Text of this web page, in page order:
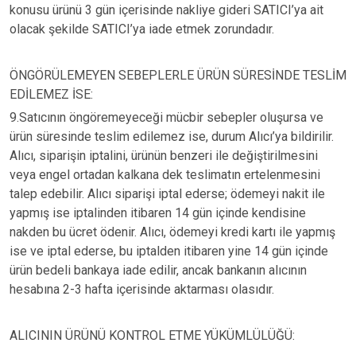
konusu ürünü 3 gün içerisinde nakliye gideri SATICI’ya ait
olacak şekilde SATICI’ya iade etmek zorundadır.
ÖNGÖRÜLEMEYEN SEBEPLERLE ÜRÜN SÜRESİNDE TESLİM
EDİLEMEZ İSE:
9.Satıcının öngöremeyeceği mücbir sebepler oluşursa ve
ürün süresinde teslim edilemez ise, durum Alıcı’ya bildirilir.
Alıcı, siparişin iptalini, ürünün benzeri ile değiştirilmesini
veya engel ortadan kalkana dek teslimatın ertelenmesini
talep edebilir. Alıcı siparişi iptal ederse; ödemeyi nakit ile
yapmış ise iptalinden itibaren 14 gün içinde kendisine
nakden bu ücret ödenir. Alıcı, ödemeyi kredi kartı ile yapmış
ise ve iptal ederse, bu iptalden itibaren yine 14 gün içinde
ürün bedeli bankaya iade edilir, ancak bankanın alıcının
hesabına 2-3 hafta içerisinde aktarması olasıdır.
ALICININ ÜRÜNÜ KONTROL ETME YÜKÜMLÜLÜĞÜ: